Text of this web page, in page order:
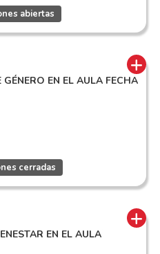
abiertas
EN EL AULA FECHA
cerradas
EN EL AULA